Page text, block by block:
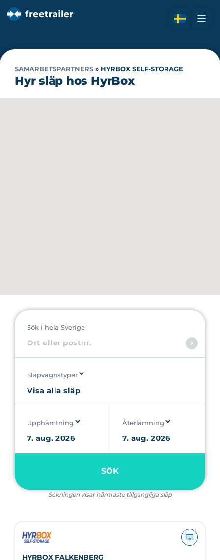
SAMARBETSPARTNERS » HYRBOX SELF-STORAGE
Hyr släp hos HyrBox
Sök i hela Sverige
Släpvagnstyper
Upphämtning Återlämning
SÖK
Sökningen visar närmaste tillgängliga släp
HYRBOX FALKENBERG